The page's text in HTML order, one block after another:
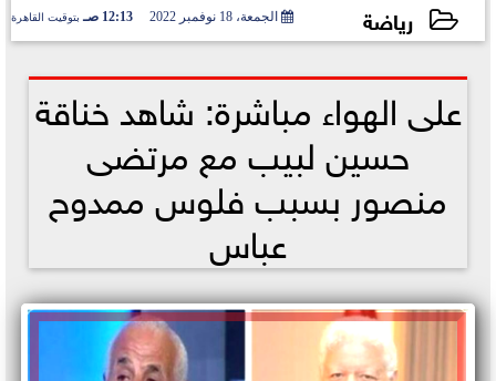
رياضة الجمعة، 18 نوفمبر 2022 12:13 صـ بتوقيت القاهرة
على الهواء مباشرة: شاهد خناقة
حسين لبيب مع مرتضى
منصور بسبب فلوس ممدوح
عباس